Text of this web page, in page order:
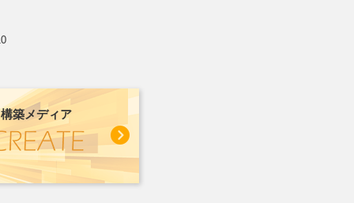
築メディア